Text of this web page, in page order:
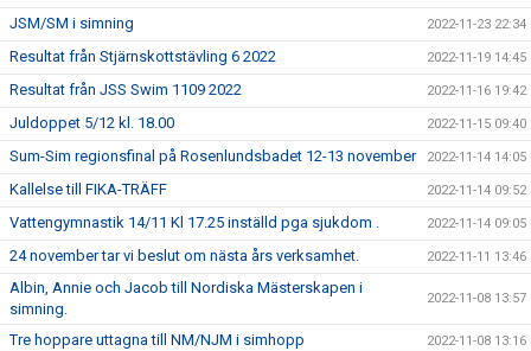
JSM/SM i simning 2022-11-23 22:34
Resultat från Stjärnskottstävling 6 2022 2022-11-19 14:45
Resultat från JSS Swim 1109 2022 2022-11-16 19:42
Juldoppet 5/12 kl. 18.00 2022-11-15 09:40
Sum-Sim regionsfinal på Rosenlundsbadet 12-13 november 2022-11-14 14:05
Kallelse till FIKA-TRÄFF 2022-11-14 09:52
Vattengymnastik 14/11 Kl 17.25 inställd pga sjukdom . 2022-11-14 09:05
24 november tar vi beslut om nästa års verksamhet. 2022-11-11 13:46
Albin, Annie och Jacob till Nordiska Mästerskapen i
simning.
2022-11-08 13:57
Tre hoppare uttagna till NM/NJM i simhopp 2022-11-08 13:16